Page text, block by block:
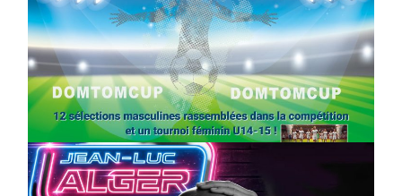
SPORT COMPÉTITIONS FOOTBALL JEUNESSE & SPORTS
Foot : la DTC 2026 approche
On03/04/2026byWebmaster2Risi